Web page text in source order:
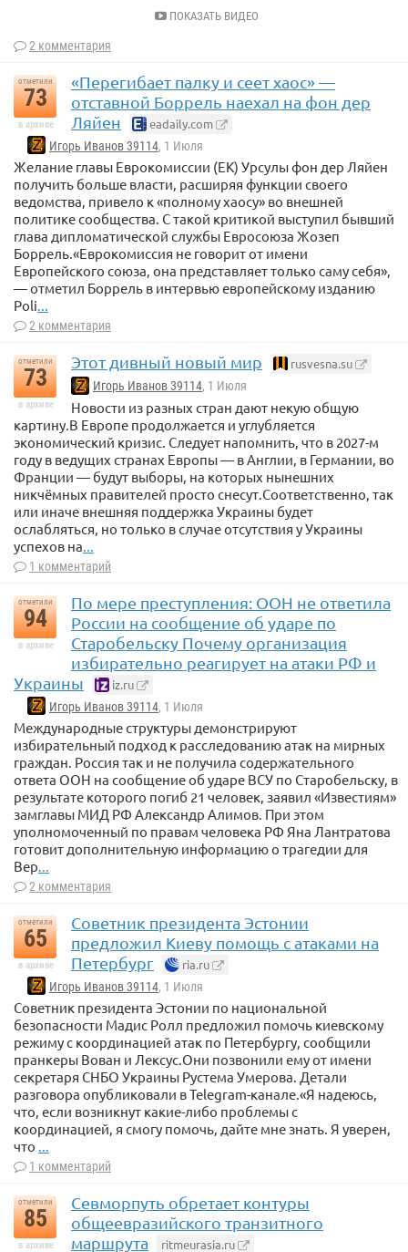
ПОКАЗАТЬ ВИДЕО
2 комментария
отметили
73
в архиве
«Перегибает палку и сеет хаос» —
отставной Боррель наехал на фон дер
Ляйен
eadaily.com
Игорь Иванов 39114, 1 Июля
Желание главы Еврокомиссии (ЕК) Урсулы фон дер Ляйен
получить больше власти, расширяя функции своего
ведомства, привело к «полному хаосу» во внешней
политике сообщества. С такой критикой выступил бывший
глава дипломатической службы Евросоюза Жозеп
Боррель.«Еврокомиссия не говорит от имени
Европейского союза, она представляет только саму себя»,
— отметил Боррель в интервью европейскому изданию
Poli...
2 комментария
отметили
73
в архиве
Этот дивный новый мир rusvesna.su
Игорь Иванов 39114, 1 Июля
Новости из разных стран дают некую общую
картину.В Европе продолжается и углубляется
экономический кризис. Следует напомнить, что в 2027-м
году в ведущих странах Европы — в Англии, в Германии, во
Франции — будут выборы, на которых нынешних
никчёмных правителей просто снесут.Соответственно, так
или иначе внешняя поддержка Украины будет
ослабляться, но только в случае отсутствия у Украины
успехов на
1 комментарий
отметили
94
в архиве
По мере преступления: ООН не ответила
России на сообщение об ударе по
Старобельску Почему организация
избирательно реагирует на атаки РФ и
Украины
iz.ru
Игорь Иванов 39114, 1 Июля
Международные структуры демонстрируют
избирательный подход к расследованию атак на мирных
граждан. Россия так и не получила содержательного
ответа ООН на сообщение об ударе ВСУ по Старобельску, в
результате которого погиб 21 человек, заявил «Известиям»
замглавы МИД РФ Александр Алимов. При этом
уполномоченный по правам человека РФ Яна Лантратова
готовит дополнительную информацию о трагедии для
Вер...
2 комментария
отметили
65
в архиве
Советник президента Эстонии
предложил Киеву помощь с атаками на
Петербург
ria.ru
Игорь Иванов 39114, 1 Июля
Советник президента Эстонии по национальной
безопасности Мадис Ролл предложил помочь киевскому
режиму с координацией атак по Петербургу, сообщили
пранкеры Вован и Лексус.Они позвонили ему от имени
секретаря СНБО Украины Рустема Умерова. Детали
разговора опубликовали в Telegram-канале.«Я надеюсь,
что, если возникнут какие-либо проблемы с
координацией, я смогу помочь, дайте мне знать. Я уверен,
что ...
1 комментарий
отметили
85
в архиве
Севморпуть обретает контуры
общеевразийского транзитного
маршрута
ritmeurasia.ru